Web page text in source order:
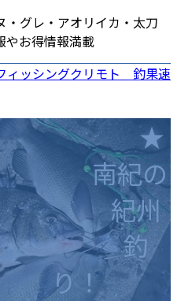
グレ・アオリイカ・太刀
やお得情報満載
報商品・店舗ニュース
ビス
エサ
ポイントカード
商品券
情報
ご意見・ご要望
★
南紀の
紀州
釣
り！